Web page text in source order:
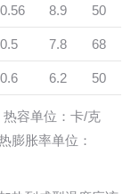
0.56 8.9 50
0.5 7.8 68
0.6 6.2 50
容单位：卡/克
膨胀率单位：